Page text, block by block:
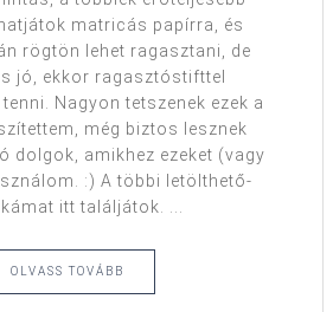
matricás papírra, és
rögtön lehet ragasztani, de
jó, ekkor ragasztóstifttel
Nagyon tetszenek ezek a
még biztos lesznek
dolgok, amikhez ezeket (vagy
:) A többi letölthető-
itt találjátok. ...
OLVASS TOVÁBB